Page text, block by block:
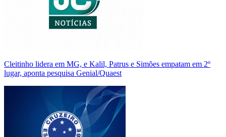
Cleitinho lidera em MG, e Kalil, Patrus e Simões empatam em 2º
lugar, aponta pesquisa Genial/Quaest